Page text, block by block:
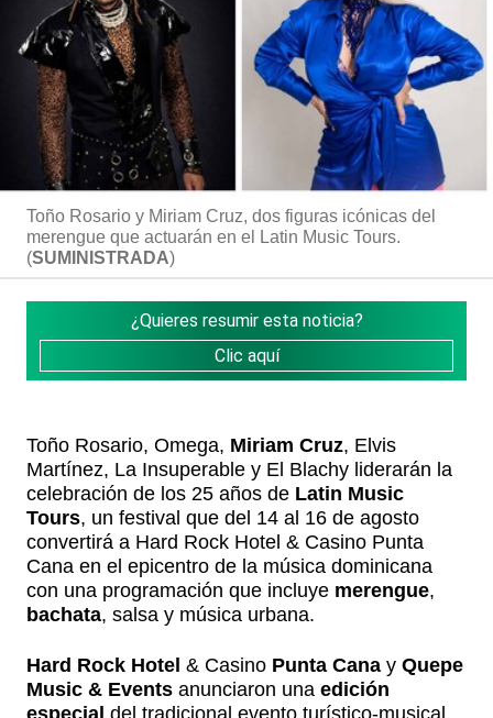
Toño Rosario y Miriam Cruz, dos figuras icónicas del
merengue que actuarán en el Latin Music Tours.
(SUMINISTRADA)
¿Quieres resumir esta noticia?
Clic aquí
Toño Rosario, Omega, Miriam Cruz, Elvis
Martínez, La Insuperable y El Blachy liderarán la
celebración de los 25 años de Latin Music
Tours, un festival que del 14 al 16 de agosto
convertirá a Hard Rock Hotel & Casino Punta
Cana en el epicentro de la música dominicana
con una programación que incluye merengue,
bachata, salsa y música urbana.
Hard Rock Hotel & Casino Punta Cana y Quepe
Music & Events anunciaron una edición